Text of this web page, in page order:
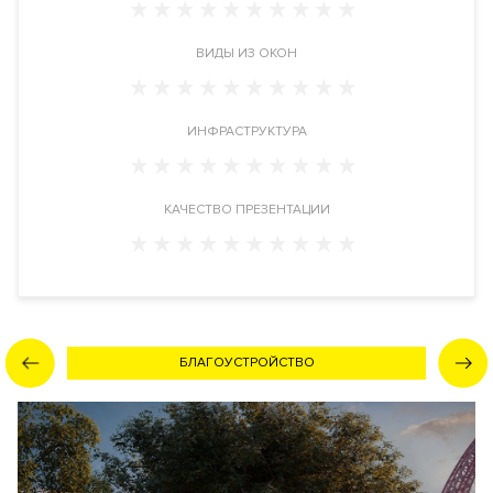
Ансамбль клубных резиденций Ривер Резиденс имеет
поквартирного мультизонального кондиционирования,
малошумные лифты. Автоматизированная система
диспетчеризации инженерного оборудования здания.
Автоматическая система пожаротушения, противопожарная
сигнализация.
ВИДЫ ИЗ ОКОН
ИНФРАСТРУКТУРА
КАЧЕСТВО ПРЕЗЕНТАЦИИ
БЛАГОУСТРОЙСТВО